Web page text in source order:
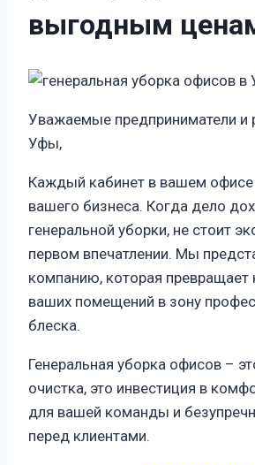
выгодным
Уважаемые предприниматели и
Уфы,
Каждый кабинет в вашем офисе
вашего бизнеса. Когда дело
генеральной уборки, не стоит
первом впечатлении. Мы
компанию, которая
ваших помещений в зону
блеска.
Генеральная уборка офисов –
очистка, это инвестиция в
для вашей команды и
перед клиентами.